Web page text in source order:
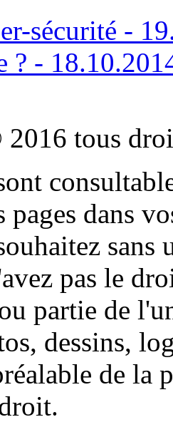
sécurité -
? -
tous
pages dans
pas le
partie de
dessins,
de la